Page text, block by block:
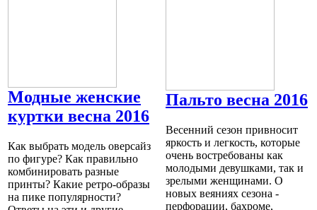
Модные женские
куртки весна 2016
Как выбрать модель оверсайз
по фигуре? Как правильно
комбинировать разные
принты? Какие ретро-образы
на пике популярности?
Пальто весна 2016
Весенний сезон привносит
яркость и легкость, которые
очень востребованы как
молодыми девушками, так и
зрелыми женщинами. О
новых веяниях сезона -
перфорации, бахроме,